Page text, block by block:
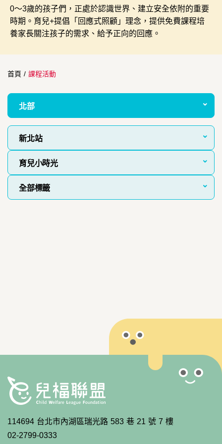
0～3歲的孩子們，正處於認識世界、建立安全依附的重要
時期。育兒+提倡「回應式照顧」理念，提供免費課程培
養家長關注孩子的需求、給予正向的回應。
首頁 / 課程活動
北部
新北站
育兒小時光
全部標籤
114694 台北市內湖區瑞光路 583 巷 21 號 7 樓
02-2799-0333